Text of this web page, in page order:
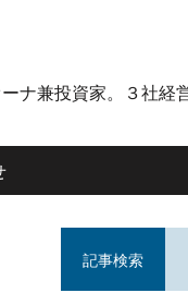
ナ兼投資家。３社経
記事検索